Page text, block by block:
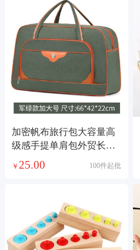
加密帆布旅行包大容量高
级感手提单肩包外贸长短
￥ 25.00 100件起批